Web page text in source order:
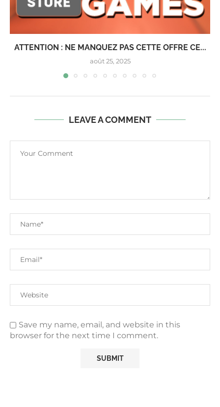
ATTENTION : NE MANQUEZ PAS CETTE OFFRE CE...
août 25, 2025
LEAVE A COMMENT
Save my name, email, and website in this
browser for the next time I comment.